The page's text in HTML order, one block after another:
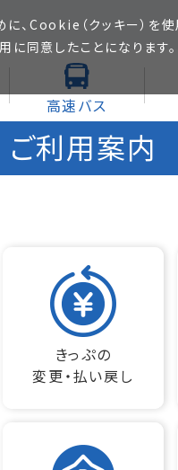
、Cookie（クッキー）を使
同意したことになります。
高速バス
ご利用案内
きっぷの
変更・払い戻し